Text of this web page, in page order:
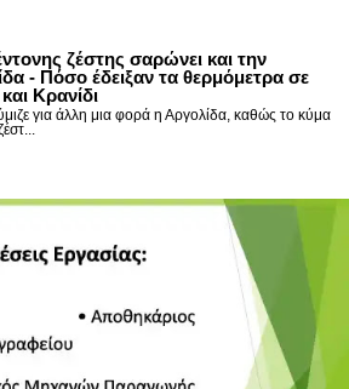
ζέστης σαρώνει και την
- Πόσο έδειξαν τα θερμόμετρα σε
Κρανίδι
για άλλη μια φορά η Αργολίδα, καθώς το κύμα